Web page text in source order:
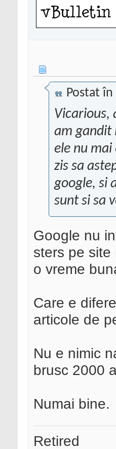
Postat
Vicarious,
am gandit
ele nu mai
zis sa
google, si
sunt si sa
Google nu
sters pe
o vreme
Care e
articole de
Nu e nimic
brusc 2000
Numai bine.
Retired